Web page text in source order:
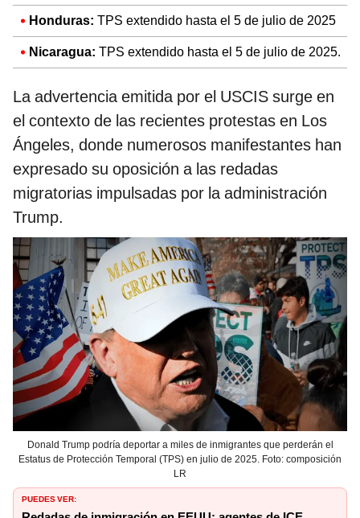
Honduras: TPS extendido hasta el 5 de julio de 2025
Nicaragua: TPS extendido hasta el 5 de julio de 2025.
La advertencia emitida por el USCIS surge en
el contexto de las recientes protestas en Los
Ángeles, donde numerosos manifestantes han
expresado su oposición a las redadas
migratorias impulsadas por la administración
Trump.
Donald Trump podría deportar a miles de inmigrantes que perderán el
Estatus de Protección Temporal (TPS) en julio de 2025. Foto: composición
LR
PUEDES VER: